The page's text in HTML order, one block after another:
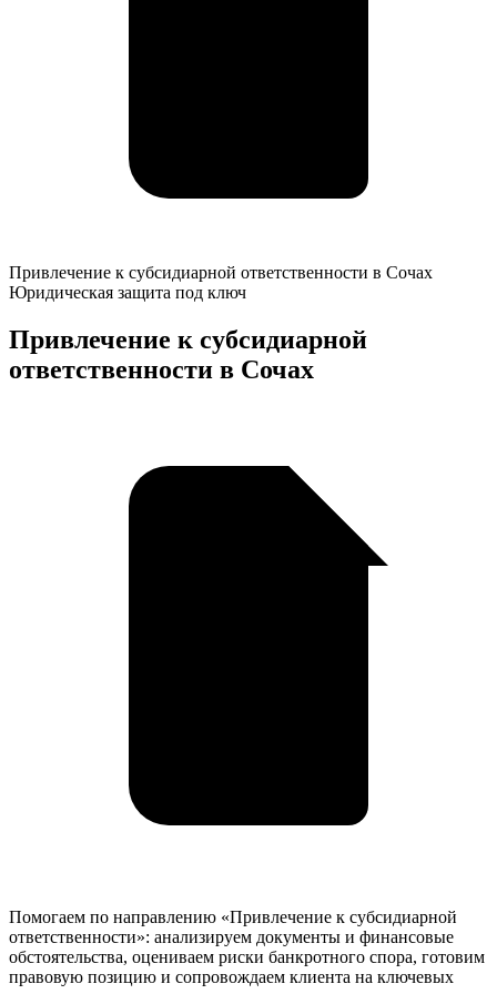
Привлечение
к
ответственности
в
Сочах
Привлечение к субсидиарной ответственности в Сочах
Юридическая защита под ключ
Привлечение к субсидиарной
ответственности в Сочах
Помогаем по направлению «Привлечение к субсидиарной
ответственности»: анализируем документы и финансовые
обстоятельства, оцениваем риски банкротного спора, готовим
правовую позицию и сопровождаем клиента на ключевых